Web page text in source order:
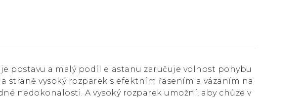
postavu a malý podíl elastanu zaručuje volnost pohybu
vysoký rozparek s efektním řasením a vázaním na
nedokonalosti. A vysoký rozparek umožní, aby chůze v